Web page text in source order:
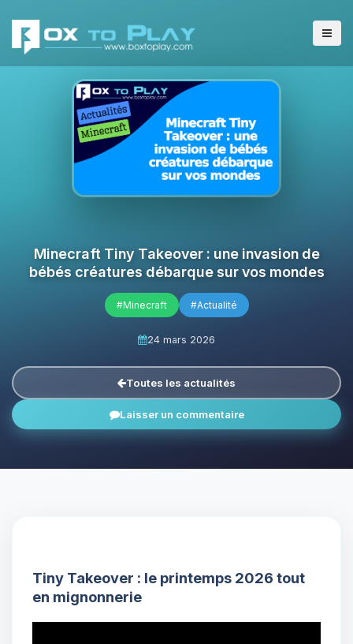
Minecraft Tiny Takeover : une invasion de
bébés créatures débarque sur vos mondes
#Minecraft #Actualité
24 mars 2026
Toutes les actualités
Laisser un commentaire
Tiny Takeover : le printemps 2026 tout
en mignonnerie